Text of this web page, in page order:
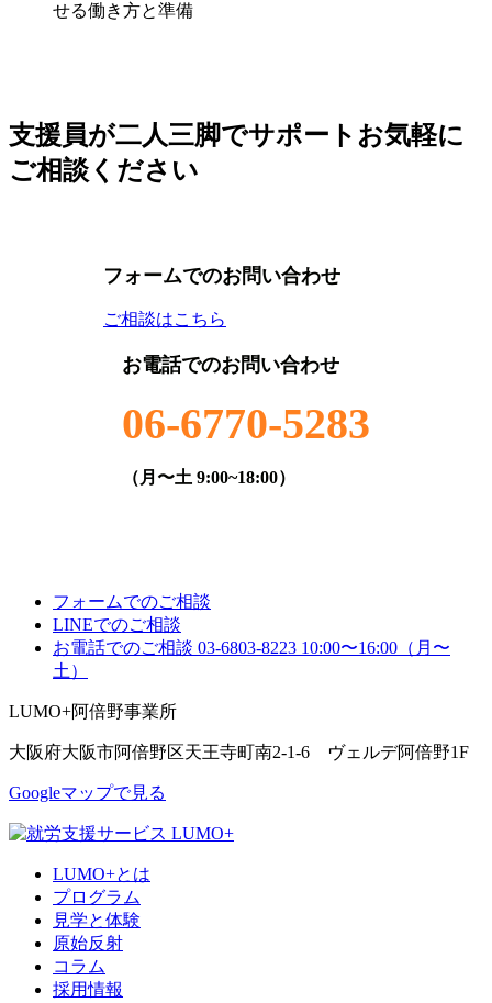
せる働き方と準備
支援員が二人三脚でサポート お気軽に
ご相談ください
フォームでのお問い合わせ
ご相談はこちら
お電話でのお問い合わせ
06-6770-5283
（月〜土 9:00~18:00）
フォームでのご相談
LINEでのご相談
お電話でのご相談 03-6803-8223 10:00〜16:00（月〜
土）
LUMO+阿倍野事業所
大阪府大阪市阿倍野区天王寺町南2-1-6 ヴェルデ阿倍野1F
Googleマップで見る
LUMO+とは
プログラム
見学と体験
原始反射
コラム
採用情報